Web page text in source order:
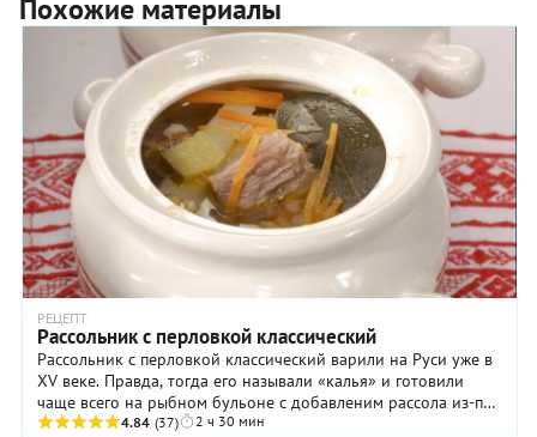
Похожие материалы
РЕЦЕПТ
Рассольник с перловкой классический
Рассольник с перловкой классический варили на Руси уже в
XV веке. Правда, тогда его называли «калья» и готовили
чаще всего на рыбном бульоне с добавленим рассола из-под
соленых огурцов. Кстати, ...
4.84 (37) 2 ч 30 мин